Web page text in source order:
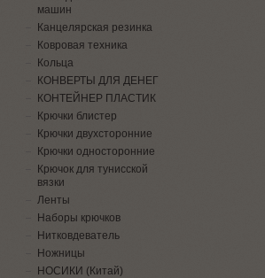
машин
Канцелярская резинка
Ковровая техника
Кольца
КОНВЕРТЫ ДЛЯ ДЕНЕГ
КОНТЕЙНЕР ПЛАСТИК
Крючки блистер
Крючки двухсторонние
Крючки односторонние
Крючок для тунисской
вязки
Ленты
Наборы крючков
Нитковдеватель
Ножницы
НОСИКИ (Китай)